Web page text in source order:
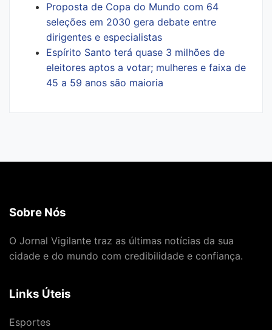
Proposta de Copa do Mundo com 64
seleções em 2030 gera debate entre
dirigentes e especialistas
Espírito Santo terá quase 3 milhões de
eleitores aptos a votar; mulheres e faixa de
45 a 59 anos são maioria
Sobre Nós
O Jornal Vigilante traz as últimas notícias da sua
cidade e do mundo com credibilidade e confiança.
Links Úteis
Esportes